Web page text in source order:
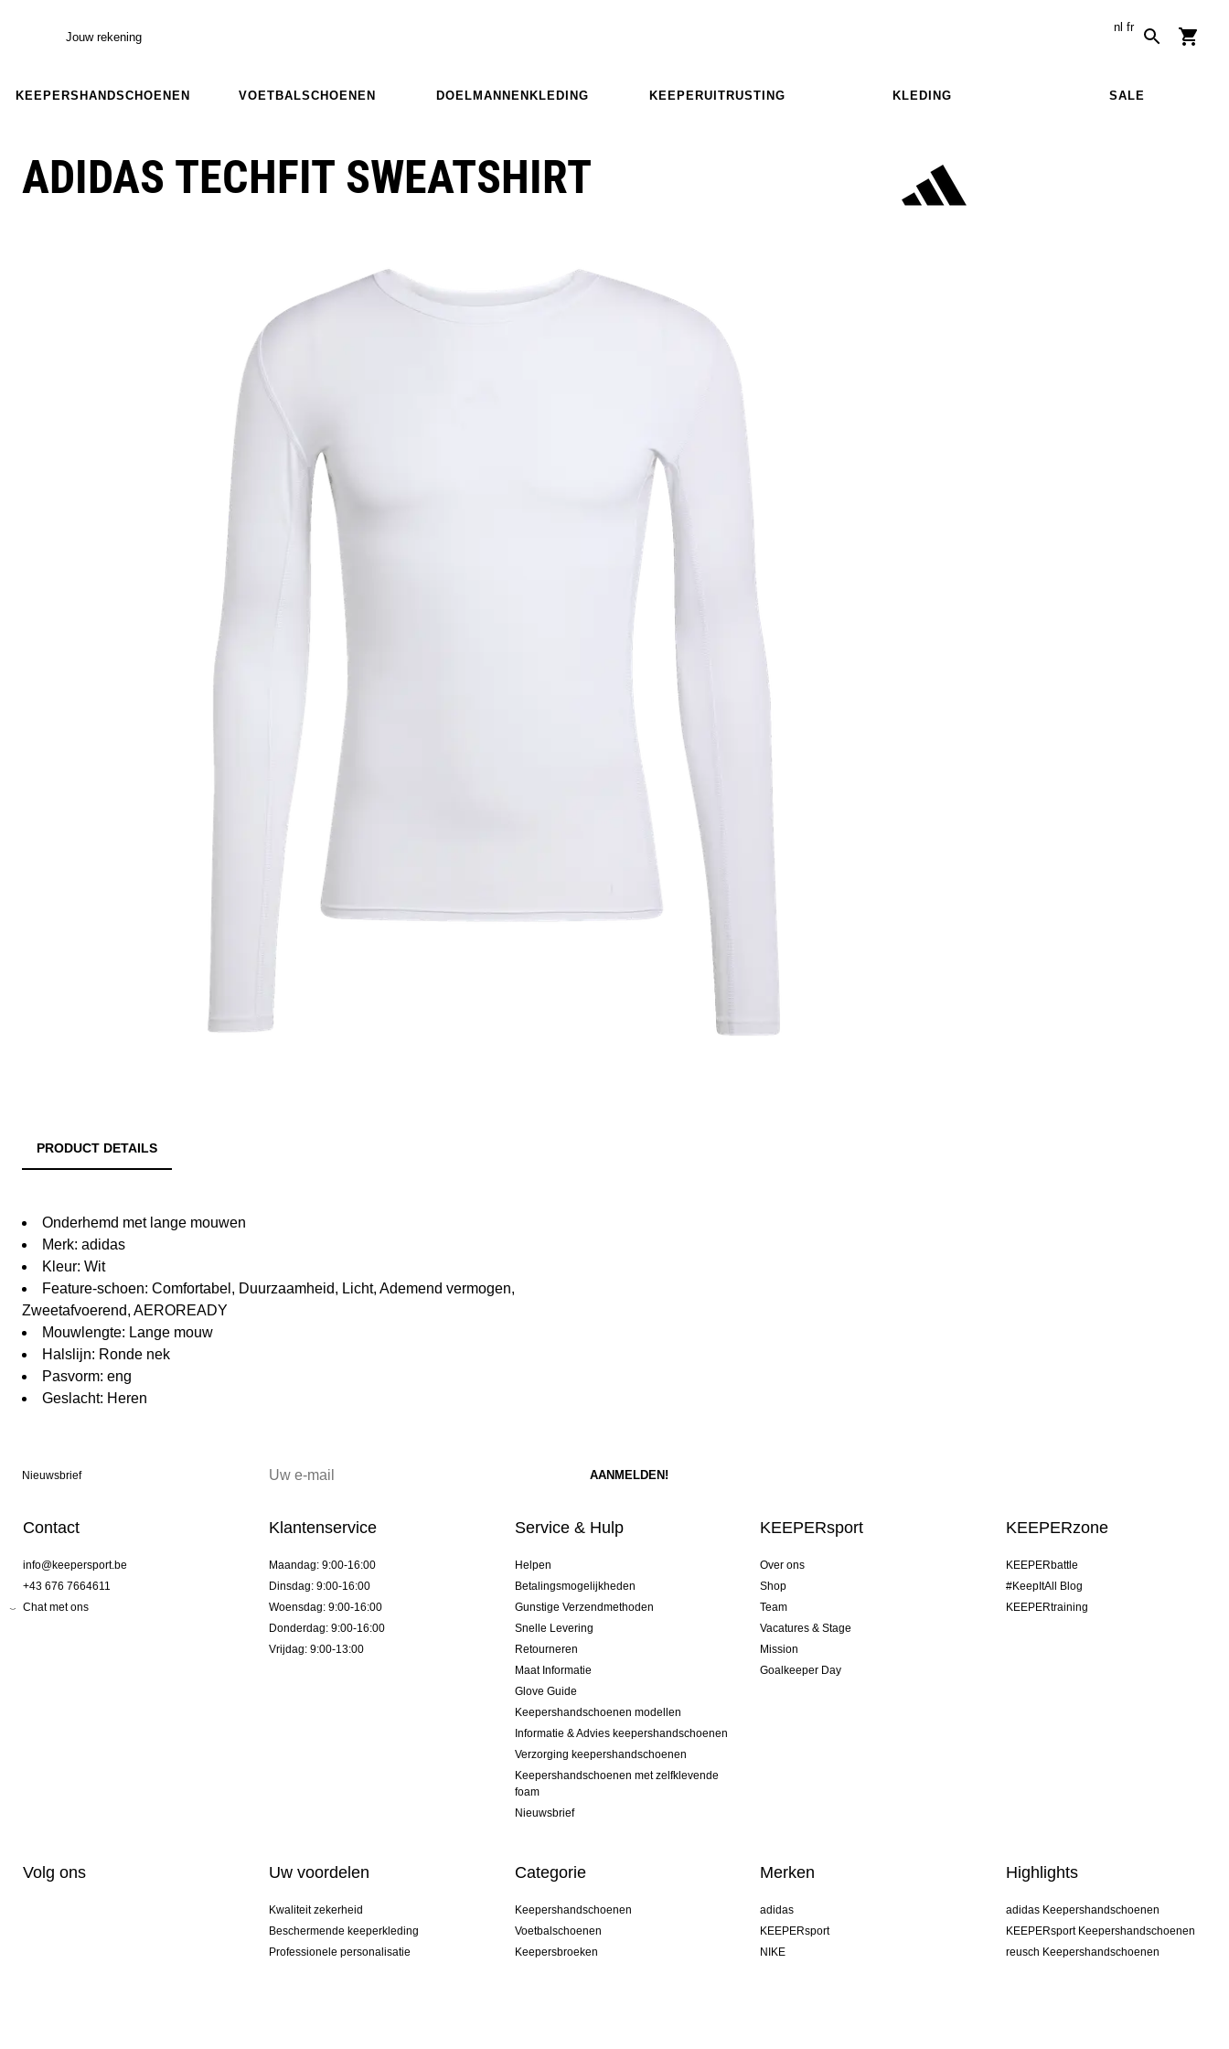
Jouw rekening
nl fr
KEEPERSHANDSCHOENEN VOETBALSCHOENEN DOELMANNENKLEDING KEEPERUITRUSTING KLEDING SALE
ADIDAS TECHFIT SWEATSHIRT
PRODUCT DETAILS
Onderhemd met lange mouwen
Merk: adidas
Kleur: Wit
Feature-schoen: Comfortabel, Duurzaamheid, Licht, Ademend vermogen,
Zweetafvoerend, AEROREADY
Mouwlengte: Lange mouw
Halslijn: Ronde nek
Pasvorm: eng
Geslacht: Heren
Nieuwsbrief
Contact
info@keepersport.be
+43 676 7664611
Chat met ons
Klantenservice
Maandag: 9:00-16:00
Dinsdag: 9:00-16:00
Woensdag: 9:00-16:00
Donderdag: 9:00-16:00
Vrijdag: 9:00-13:00
Service & Hulp
Helpen
Betalingsmogelijkheden
Gunstige Verzendmethoden
Snelle Levering
Retourneren
Maat Informatie
Glove Guide
Keepershandschoenen modellen
Informatie & Advies keepershandschoenen
Verzorging keepershandschoenen
Keepershandschoenen met zelfklevende
foam
Nieuwsbrief
KEEPERsport
Over ons
Shop
Team
Vacatures & Stage
Mission
Goalkeeper Day
KEEPERzone
KEEPERbattle
#KeepItAll Blog
KEEPERtraining
Volg ons Uw voordelen
Kwaliteit zekerheid
Beschermende keeperkleding
Professionele personalisatie
Categorie
Keepershandschoenen
Voetbalschoenen
Keepersbroeken
Merken
adidas
KEEPERsport
NIKE
Highlights
adidas Keepershandschoenen
KEEPERsport Keepershandschoenen
reusch Keepershandschoenen